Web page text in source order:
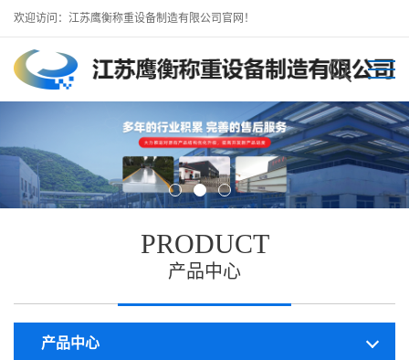
欢迎访问：江苏鹰衡称重设备制造有限公司官网！
PRODUCT
产品中心
产品中心